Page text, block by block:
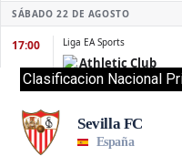
Clasificacion Nacional